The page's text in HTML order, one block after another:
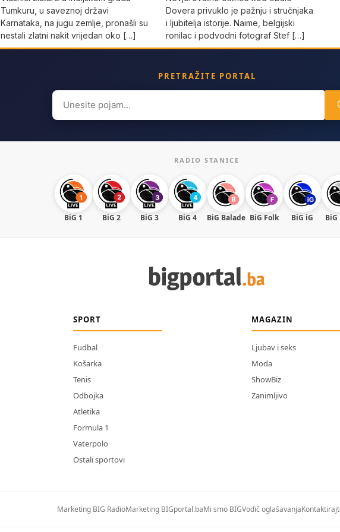
Tumkuru, u saveznoj državi
Karnataka, na jugu zemlje, pronašli su
nestali zlatni nakit vrijedan oko […]
Dovera privuklo je pažnju i stručnjaka
i ljubitelja istorije. Naime, belgijski
ronilac i podvodni fotograf Stef […]
PRETRAŽITE PORTAL
Search
for:
RADIO STANICE
BiG 1 BiG 2 BiG 3 BiG 4 BiG Balade BiG Folk BiG iG BiG
SPORT
Fudbal
Košarka
Tenis
Odbojka
Atletika
Formula 1
Vaterpolo
Ostali sportovi
MAGAZIN
Ljubav i seks
Moda
ShowBiz
Zanimljivo
Marketing BIG RadioMarketing BIGportal.baMi smo BIGVodič oglašavanja